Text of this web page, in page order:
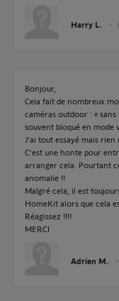
Harry L.
Bonjour,
Cela fait de nombreux
caméras outdoor : «
souvent bloqué en mode
J’ai tout essayé mais
C’est une honte pour
arranger cela. Pourtant
anomalie !!
Malgré cela, il est
HomeKit alors que cela
Réagissez !!!!
MERCI
Adrien M.